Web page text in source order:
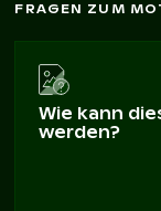
FRAGEN ZUM
Wie kann
werden?